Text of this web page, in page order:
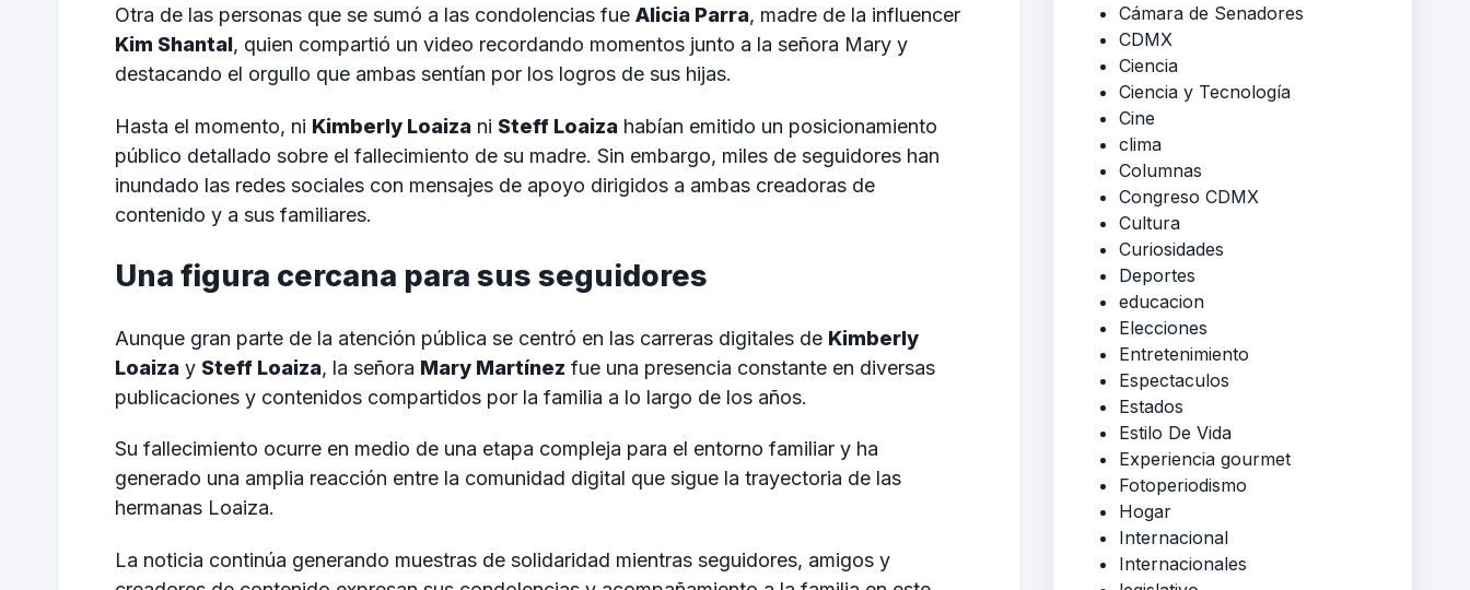
Otra de las personas que se sumó a las condolencias fue Alicia Parra, madre de la influencer
Kim Shantal, quien compartió un video recordando momentos junto a la señora Mary y
destacando el orgullo que ambas sentían por los logros de sus hijas.
Hasta el momento, ni Kimberly Loaiza ni Steff Loaiza habían emitido un posicionamiento
público detallado sobre el fallecimiento de su madre. Sin embargo, miles de seguidores han
inundado las redes sociales con mensajes de apoyo dirigidos a ambas creadoras de
contenido y a sus familiares.
Una figura cercana para sus seguidores
Aunque gran parte de la atención pública se centró en las carreras digitales de Kimberly
Loaiza y Steff Loaiza, la señora Mary Martínez fue una presencia constante en diversas
publicaciones y contenidos compartidos por la familia a lo largo de los años.
Su fallecimiento ocurre en medio de una etapa compleja para el entorno familiar y ha
generado una amplia reacción entre la comunidad digital que sigue la trayectoria de las
hermanas Loaiza.
La noticia continúa generando muestras de solidaridad mientras seguidores, amigos y
Cámara de Senadores
CDMX
Ciencia
Ciencia y Tecnología
Cine
clima
Columnas
Congreso CDMX
Cultura
Curiosidades
Deportes
educacion
Elecciones
Entretenimiento
Espectaculos
Estados
Estilo De Vida
Experiencia gourmet
Fotoperiodismo
Hogar
Internacional
Internacionales